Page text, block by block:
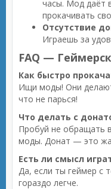
часы. Мод даёт
прокачивать
Отсутствие
Играешь за
FAQ —
Как быстро
Ищи моды! Они
что не парься!
Что делать с
Пробуй не обращать
моды. Донат — это
Есть ли смысл
Да, если ты геймер с
гораздо легче.